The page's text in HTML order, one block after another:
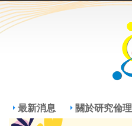
最新消息 關於研究倫理